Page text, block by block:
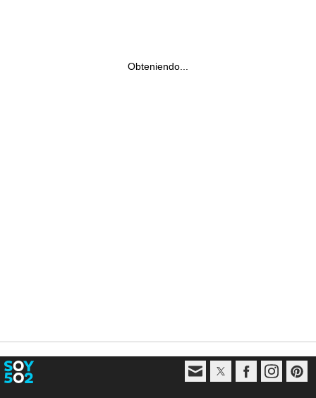
Obteniendo...